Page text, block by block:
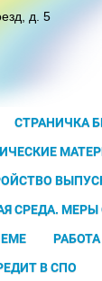
д. 5
СТРАНИЧКА
СРЕДА.
В СПО